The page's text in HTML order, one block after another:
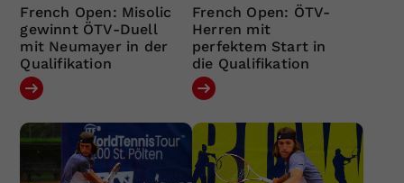
French Open: Misolic
gewinnt ÖTV-Duell
mit Neumayer in der
Qualifikation
French Open: ÖTV-
Herren mit
perfektem Start in
die Qualifikation